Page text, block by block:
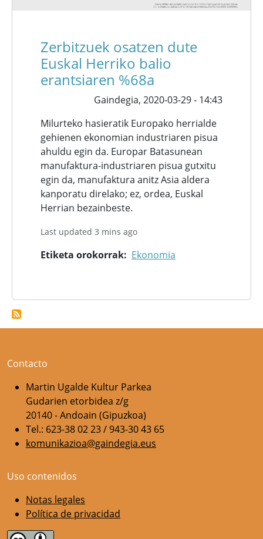
Zerbitzuek osatzen dute
Euskal Herriko balio
erantsiaren %68a
Gaindegia, 2020-03-29 - 14:43
Milurteko hasieratik Europako herrialde
gehienen ekonomian industriaren pisua
ahuldu egin da. Europar Batasunean
manufaktura-industriaren pisua gutxitu
egin da, manufaktura anitz Asia aldera
kanporatu direlako; ez, ordea, Euskal
Herrian bezainbeste.
Last updated 3 mins ago
Etiketa orokorrak Ekonomia
Contacto
Martin Ugalde Kultur Parkea
Gudarien etorbidea z/g
20140 - Andoain (Gipuzkoa)
Tel.: 623-38 02 23 / 943-30 43 65
komunikazioa@gaindegia.eus
Uso contenidos
Notas legales
Política de privacidad